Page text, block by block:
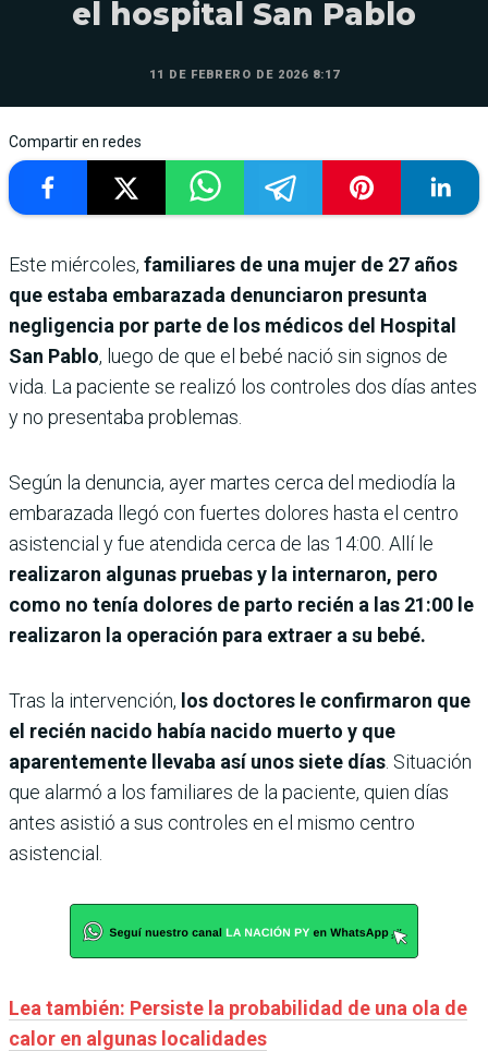
el hospital San Pablo
11 DE FEBRERO DE 2026 8:17
Compartir en redes
Este miércoles, familiares de una mujer de 27 años
que estaba embarazada denunciaron presunta
negligencia por parte de los médicos del Hospital
San Pablo, luego de que el bebé nació sin signos de
vida. La paciente se realizó los controles dos días antes
y no presentaba problemas.
Según la denuncia, ayer martes cerca del mediodía la
embarazada llegó con fuertes dolores hasta el centro
asistencial y fue atendida cerca de las 14:00. Allí le
realizaron algunas pruebas y la internaron, pero
como no tenía dolores de parto recién a las 21:00 le
realizaron la operación para extraer a su bebé.
Tras la intervención, los doctores le confirmaron que
el recién nacido había nacido muerto y que
aparentemente llevaba así unos siete días . Situación
que alarmó a los familiares de la paciente, quien días
antes asistió a sus controles en el mismo centro
asistencial.
Lea también: Persiste la probabilidad de una ola de
calor en algunas localidades